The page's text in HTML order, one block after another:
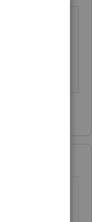
d'avoir une
un formulaire
devoir